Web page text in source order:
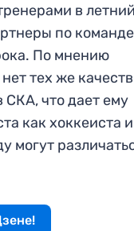
в
по команде
По мнению
тех же
СКА, что дает ему
как хоккеиста и
могут